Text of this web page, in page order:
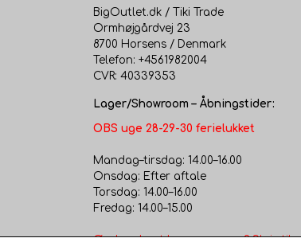
BigOutlet.dk / Tiki Trade
Ormhøjgårdvej 23
8700 Horsens / Denmark
Telefon: +4561982004
CVR: 40339353
Lager/Showroom – Åbningstider:
OBS uge 28-29-30 ferielukket
Mandag–tirsdag: 14.00–16.00
Onsdag: Efter aftale
Torsdag: 14.00–16.00
Fredag: 14.00–15.00